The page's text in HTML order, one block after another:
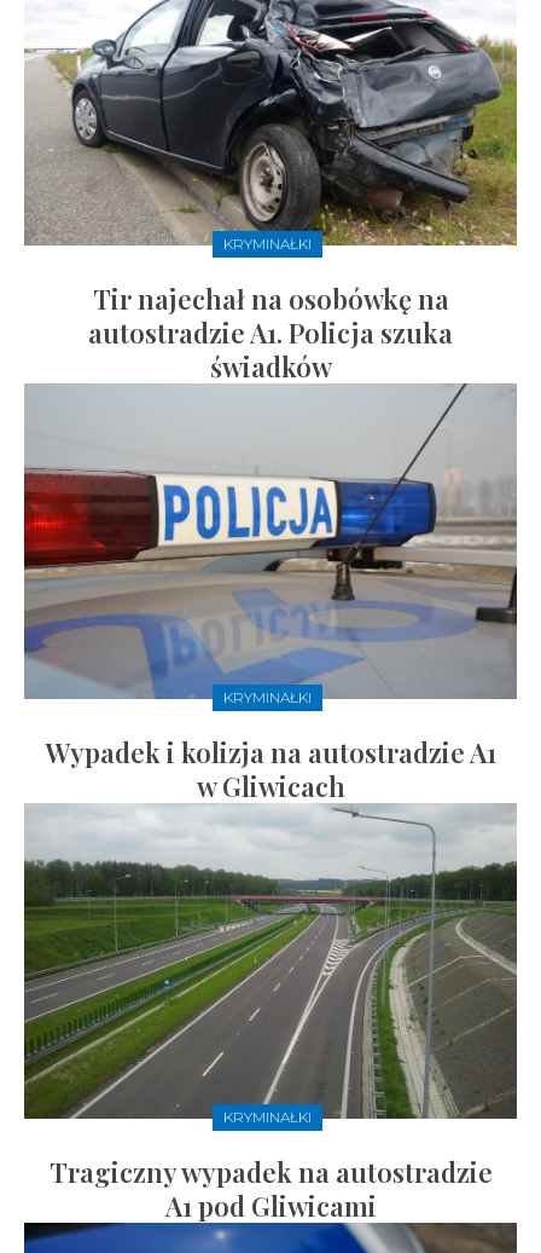
KRYMINAŁKI
Tir najechał na osobówkę na
autostradzie A1. Policja szuka
świadków
KRYMINAŁKI
Wypadek i kolizja na autostradzie A1
w Gliwicach
KRYMINAŁKI
Tragiczny wypadek na autostradzie
A1 pod Gliwicami